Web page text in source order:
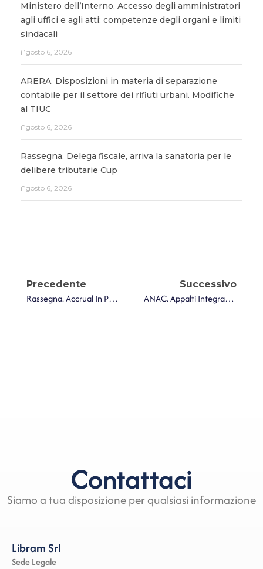
Ministero dell’Interno. Accesso degli amministratori
agli uffici e agli atti: competenze degli organi e limiti
sindacali
Agosto 6, 2026
ARERA. Disposizioni in materia di separazione
contabile per il settore dei rifiuti urbani. Modifiche
al TIUC
Agosto 6, 2026
Rassegna. Delega fiscale, arriva la sanatoria per le
delibere tributarie Cup
Agosto 6, 2026
Precedente
Rassegna. Accrual In Pratica: La Rilevazione Dei Trasferimenti Condizionati Secondo L’Itas 18
Successivo
ANAC. Appalti Integrati, La Scadenza Per Le Offerte Deve Garantire Tempi Congrui Ai Concorrenti
Contattaci
Siamo a tua disposizione per qualsiasi informazione
Libram Srl
Sede Legale